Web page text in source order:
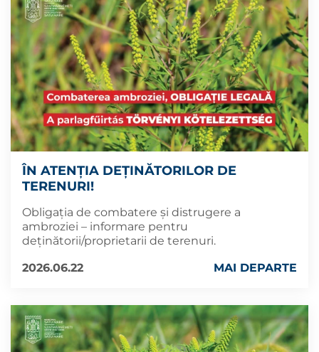
ÎN ATENȚIA DEȚINĂTORILOR DE
TERENURI!
Obligația de combatere și distrugere a
ambroziei – informare pentru
deținătorii/proprietarii de terenuri.
2026.06.22
MAI DEPARTE